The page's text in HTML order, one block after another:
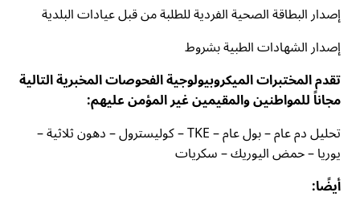
إصدار البطاقة الصحية الفردية للطلبة من قبل عيادات البلدية
إصدار الشهادات الطبية بشروط
تقدم المختبرات الميكروبيولوجية الفحوصات المخبرية التالية
مجاناً للمواطنين والمقيمين غير المؤمن عليهم:
تحليل دم عام – بول عام – TKE – كوليسترول – دهون ثلاثية –
يوريا – حمض اليوريك – سكريات
أيضًا: